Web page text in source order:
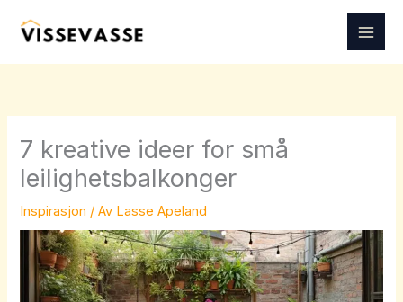
7 kreative ideer for små
leilighetsbalkonger
Inspirasjon / Av Lasse Apeland